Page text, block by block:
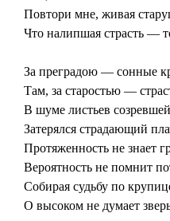
Повтори мне, живая
Что налипшая страсть —
За преградою — сонные
Там, за старостью —
В шуме листьев
Затерялся страдающий
Протяженность не знает
Вероятность не помнит
Собирая судьбу по
О высоком не думает